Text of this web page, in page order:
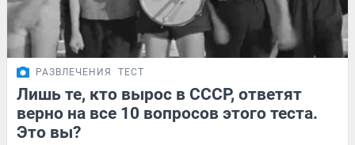
РАЗВЛЕЧЕНИЯ ТЕСТ
Лишь те, кто вырос в СССР, ответят
верно на все 10 вопросов этого теста.
Это вы?